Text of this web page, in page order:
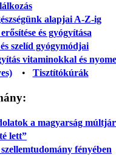
alapjai A-Z-ig
és gyógyítása
szelíd gyógymódjai
vitaminokkal és
• Tisztítókúrák
a magyarság
lett”
fényében